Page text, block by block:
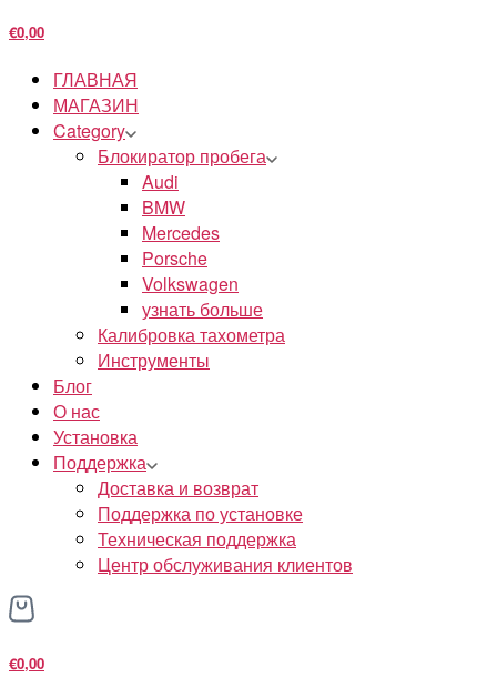
€0,00
ГЛАВНАЯ
МАГАЗИН
Category
Блокиратор пробега
Audi
BMW
Mercedes
Porsche
Volkswagen
узнать больше
Калибровка тахометра
Инструменты
Блог
О нас
Установка
Поддержка
Доставка и возврат
Поддержка по установке
Техническая поддержка
Центр обслуживания клиентов
€0,00